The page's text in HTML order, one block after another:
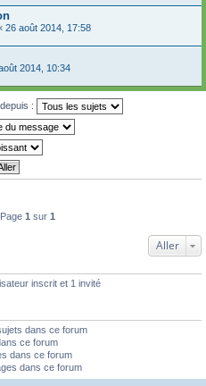
26 août 2014, 17:58
2014, 10:34
:
1 sur 1
Aller
inscrit et 1 invité
dans ce forum
ce forum
dans ce forum
dans ce forum